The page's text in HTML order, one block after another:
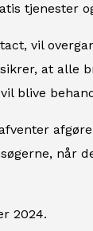
tjenester
vil
at alle
blive
når
2024.